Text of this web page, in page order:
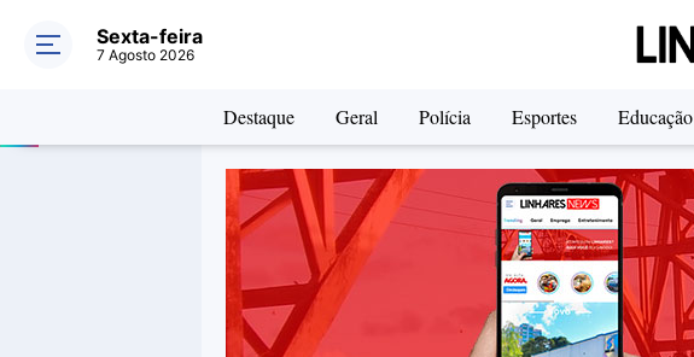
Sexta-feira
7 Agosto 2026
Destaque Geral Polícia Esportes Educação